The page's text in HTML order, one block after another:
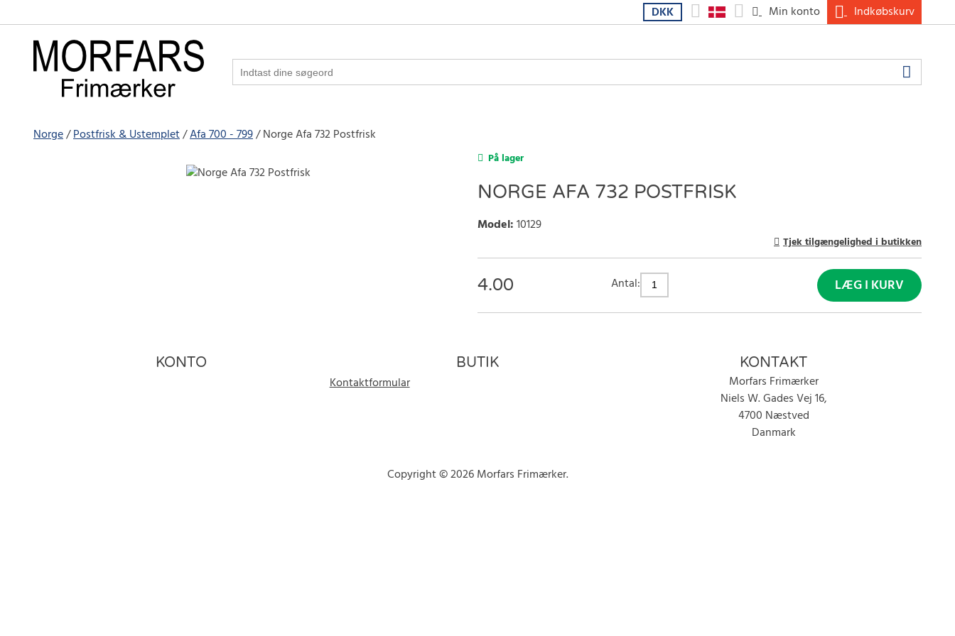
Indkøbskurv
Min konto
DKK
Norge Postfrisk & Ustemplet Afa 700 - 799 Norge Afa 732 Postfrisk
På lager
NORGE AFA 732 POSTFRISK
Model:10129
Tjek tilgængelighed i butikken
4.00 Antal: LÆG I KURV
KONTO BUTIK
Kontaktformular
KONTAKT
Morfars Frimærker
Niels W. Gades Vej 16,
4700 Næstved
Danmark
Copyright © 2026 Morfars Frimærker.